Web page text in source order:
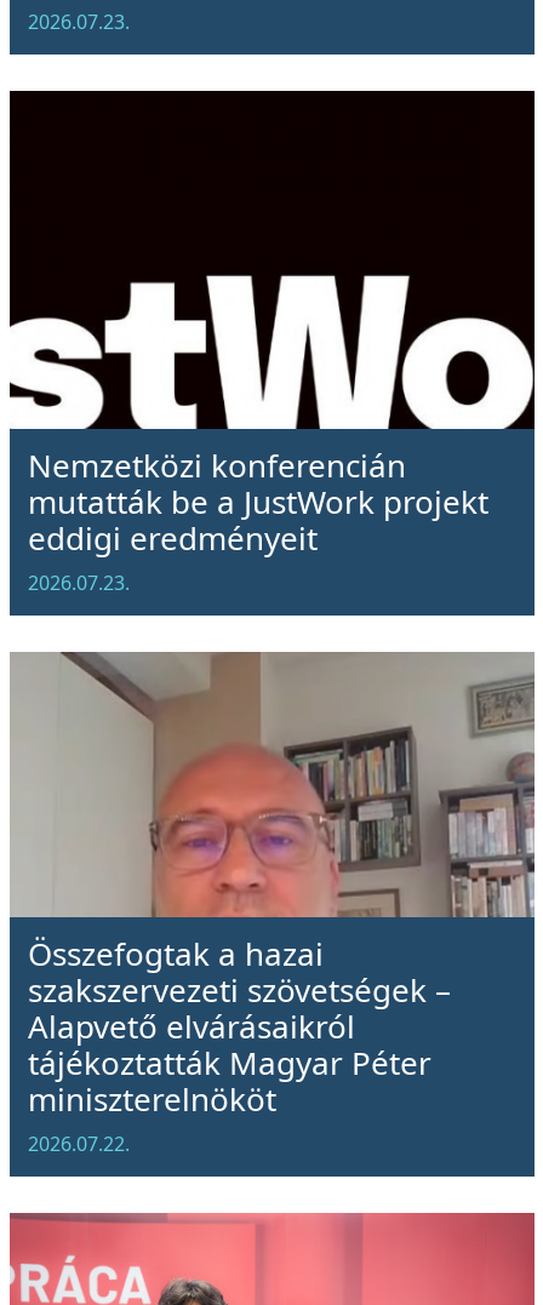
2026.07.23.
Nemzetközi konferencián
mutatták be a JustWork projekt
eddigi eredményeit
2026.07.23.
Összefogtak a hazai
szakszervezeti szövetségek –
Alapvető elvárásaikról
tájékoztatták Magyar Péter
miniszterelnököt
2026.07.22.